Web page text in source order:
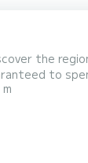
the
U kunt uw